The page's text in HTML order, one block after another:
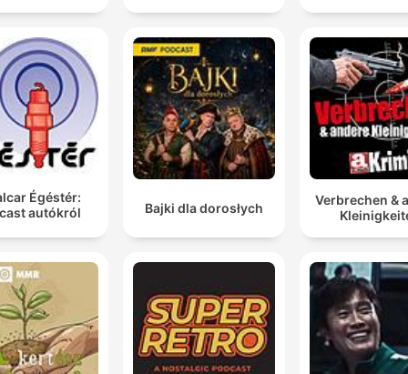
Égéstér:
autókról
Bajki dla dorosłych
Verbrechen &